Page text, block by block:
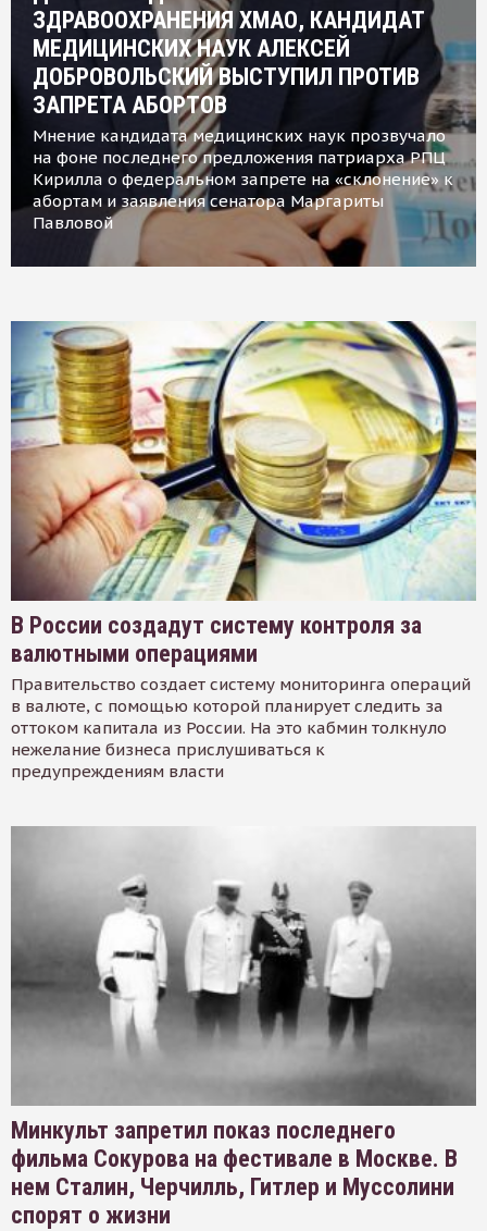
ЗДРАВООХРАНЕНИЯ ХМАО, КАНДИДАТ
МЕДИЦИНСКИХ НАУК АЛЕКСЕЙ
ДОБРОВОЛЬСКИЙ ВЫСТУПИЛ ПРОТИВ
ЗАПРЕТА АБОРТОВ
Мнение кандидата медицинских наук прозвучало
на фоне последнего предложения патриарха РПЦ
Кирилла о федеральном запрете на «склонение» к
абортам и заявления сенатора Маргариты
Павловой
В России создадут систему контроля за
валютными операциями
Правительство создает систему мониторинга операций
в валюте, с помощью которой планирует следить за
оттоком капитала из России. На это кабмин толкнуло
нежелание бизнеса прислушиваться к
предупреждениям власти
Минкульт запретил показ последнего
фильма Сокурова на фестивале в Москве. В
нем Сталин, Черчилль, Гитлер и Муссолини
спорят о жизни